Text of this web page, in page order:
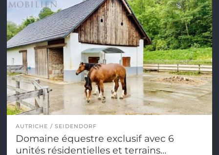
AUTRICHE SEIDENDORF
Domaine équestre exclusif avec 6
unités résidentielles et terrains